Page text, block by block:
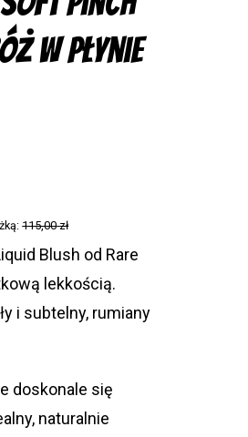
w płynie
zł.
115,00 zł
Blush od Rare
lekkością.
i subtelny, rumiany
doskonale się
naturalnie